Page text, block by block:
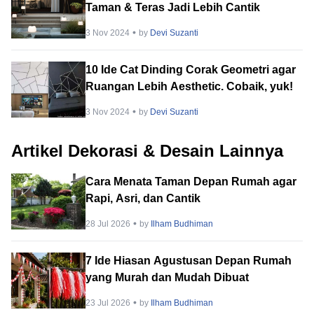
Taman & Teras Jadi Lebih Cantik
3 Nov 2024 by Devi Suzanti
10 Ide Cat Dinding Corak Geometri agar
Ruangan Lebih Aesthetic. Cobaik, yuk!
3 Nov 2024 by Devi Suzanti
Artikel Dekorasi & Desain Lainnya
Cara Menata Taman Depan Rumah agar
Rapi, Asri, dan Cantik
28 Jul 2026 by Ilham Budhiman
7 Ide Hiasan Agustusan Depan Rumah
yang Murah dan Mudah Dibuat
23 Jul 2026 by Ilham Budhiman